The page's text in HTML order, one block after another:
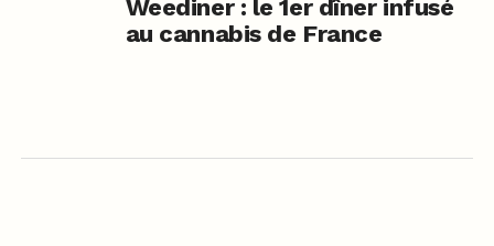
Weediner : le 1er dîner infusé
au cannabis de France